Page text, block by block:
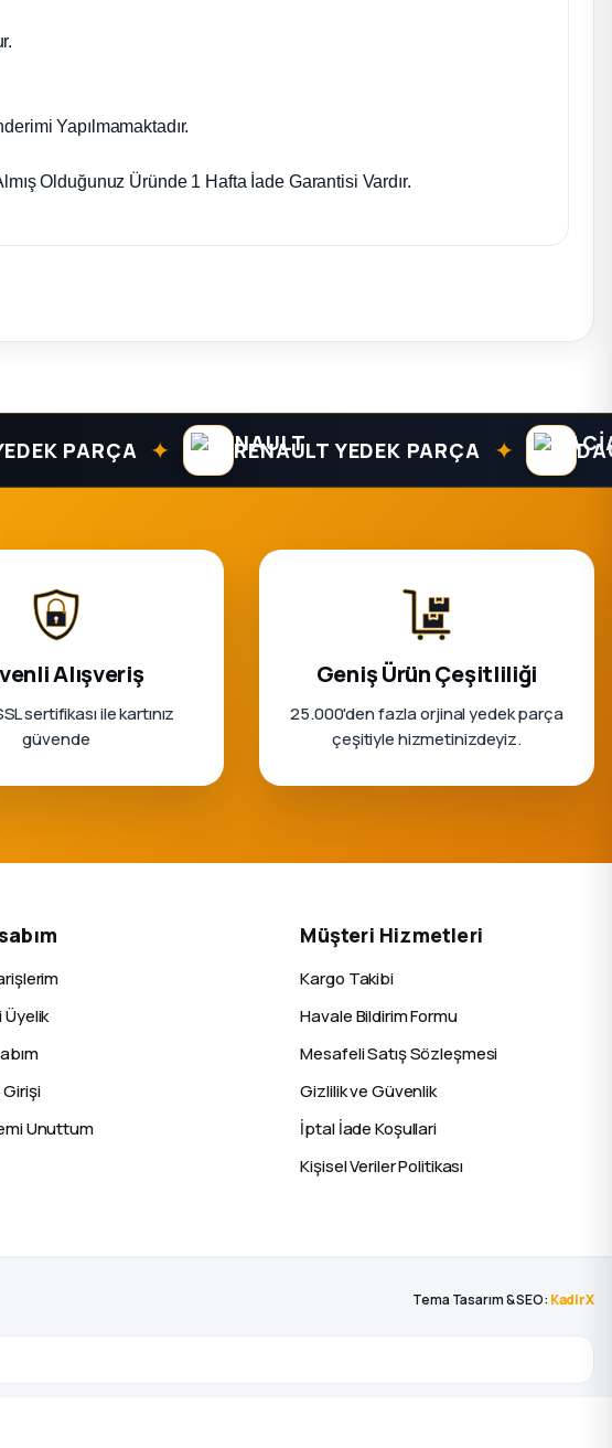
Yapılmamaktadır.
Olduğunuz Üründe 1 Hafta İade Garantisi Vardır.
PARÇA ✦ RENAULT YEDEK PARÇA ✦ DACIA
Alışveriş
sertifikası ile kartınız
güvende
Geniş Ürün Çeşitliliği
25.000'den fazla orjinal yedek parça
çeşitiyle hizmetinizdeyiz.
Üyelik
Unuttum
Müşteri Hizmetleri
Kargo Takibi
Havale Bildirim Formu
Mesafeli Satış Sözleşmesi
Gizlilik ve Güvenlik
İptal İade Koşullari
Kişisel Veriler Politikası
Tema Tasarım & SEO: KadirX